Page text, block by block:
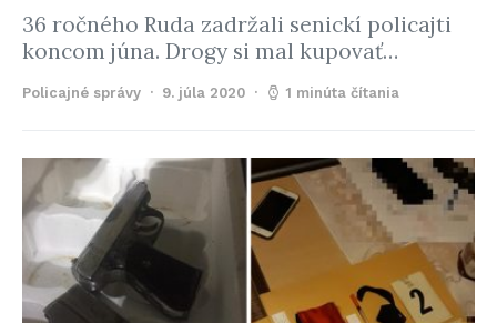
36 ročného Ruda zadržali senickí policajti
koncom júna. Drogy si mal kupovať…
Policajné správy 9. júla 2020 1 minúta čítania